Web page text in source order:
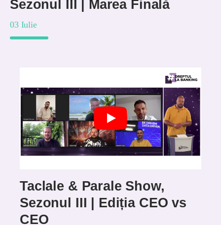
Sezonul III | Marea Finală
03 Iulie
Taclale & Parale Show,
Sezonul III | Ediția CEO vs
CEO